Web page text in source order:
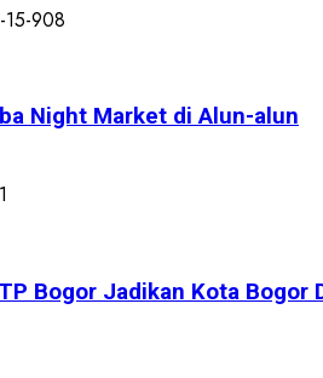
Night Market di Alun-alun
Bogor Jadikan Kota Bogor